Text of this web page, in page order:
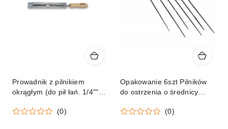
Prowadnik z pilnikiem
okrągłym (do pił łań. 1/4""
(0)
Opakowanie 6szt Pilników
do ostrzenia o średnicy
(0)